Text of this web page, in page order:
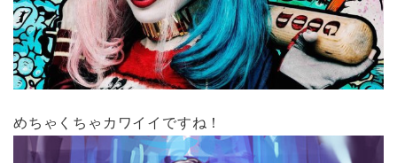
めちゃくちゃカワイイですね！